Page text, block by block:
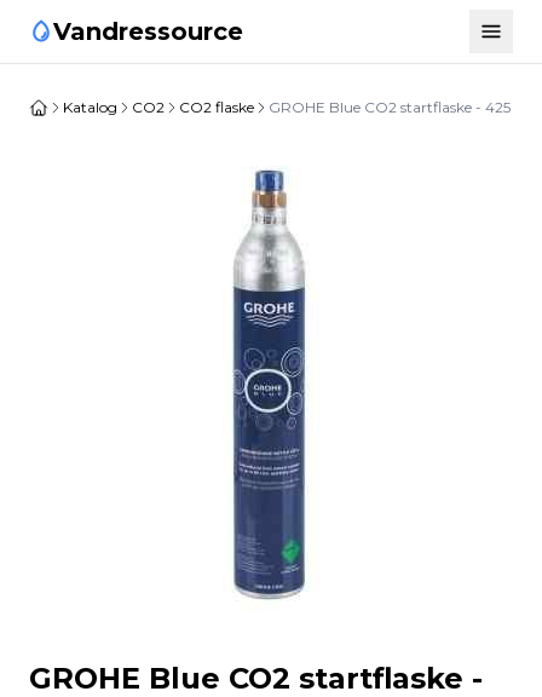
Vandressource
Katalog CO2 CO2 flaske GROHE Blue CO2 startflaske - 425 g (1
GROHE Blue CO2 startflaske -